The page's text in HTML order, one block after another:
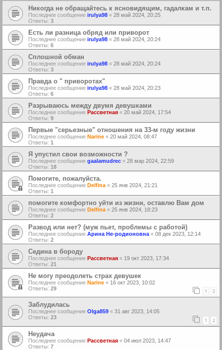
Никогда не обращайтесь к ясновидящим, гадалкам и т.п.
Последнее сообщение irulya98 « 28 май 2024, 20:25
Ответы: 3
Есть ли разница обряд или приворот
Последнее сообщение irulya98 « 28 май 2024, 20:24
Ответы: 6
Сплошной обман
Последнее сообщение irulya98 « 28 май 2024, 20:24
Ответы: 3
Правда о " приворотах"
Последнее сообщение irulya98 « 28 май 2024, 20:23
Ответы: 6
Разрываюсь между двумя девушками
Последнее сообщение Рассветная « 20 май 2024, 17:54
Ответы: 9
Первые "серьезные" отношения на 33-м году жизни
Последнее сообщение Narine « 20 май 2024, 08:47
Ответы: 1
Я упустил свои возможности ?
Последнее сообщение gaalamudrec « 28 мар 2024, 22:59
Ответы: 18
Помогите, пожалуйста.
Последнее сообщение Delfina « 25 янв 2024, 21:21
Ответы: 1
помогите комфортно уйти из жизни, оставлю Вам дом
Последнее сообщение Delfina « 25 янв 2024, 18:23
Ответы: 2
Развод или нет? (муж пьет, проблемы с работой)
Последнее сообщение Арина Не-родионовна « 08 дек 2023, 12:14
Ответы: 2
Седина в бороду
Последнее сообщение Рассветная « 19 окт 2023, 17:34
Ответы: 21
Не могу преодолеть страх девушек
Последнее сообщение Narine « 16 окт 2023, 10:02
Ответы: 29 1 2
Заблудилась
Последнее сообщение Olga859 « 31 авг 2023, 14:05
Ответы: 23 1 2
Неудача
Последнее сообщение Рассветная « 04 июл 2023, 14:47
Ответы: 7